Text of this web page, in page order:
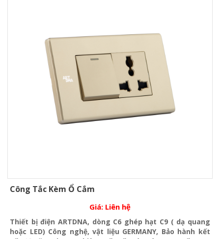
Công Tắc Kèm Ổ Cắm
Giá: Liên hệ
Thiết bị điện ARTDNA, dòng C6 ghép hạt C9 ( dạ quang
hoặc LED) Công nghệ, vật liệu GERMANY, Bảo hành kết